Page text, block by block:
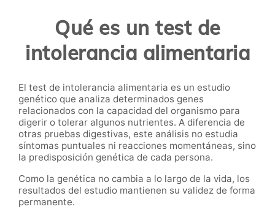
Qué es un test de
intolerancia alimentaria
El test de intolerancia alimentaria es un estudio
genético que analiza determinados genes
relacionados con la capacidad del organismo para
digerir o tolerar algunos nutrientes. A diferencia de
otras pruebas digestivas, este análisis no estudia
síntomas puntuales ni reacciones momentáneas, sino
la predisposición genética de cada persona.
Como la genética no cambia a lo largo de la vida, los
resultados del estudio mantienen su validez de forma
permanente.